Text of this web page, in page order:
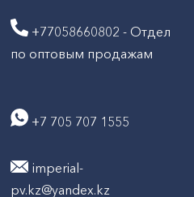
+77058660802 - Отдел
по оптовым продажам
+7 705 707 1555
imperial-
pv.kz@yandex.kz